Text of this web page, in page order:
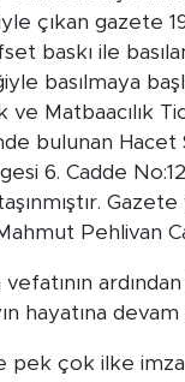
çıkan gazete
baskı ile
basılmaya
ve Matbaacılık
bulunan Hacet
6. Cadde
taşınmıştır.
Mahmut
vefatının
hayatına
pek çok ilke